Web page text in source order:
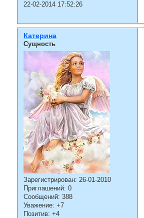
22-02-2014 17:52:26
Катерина
Сущность
Зарегистрирован: 26-01-2010
Приглашений: 0
Сообщений: 388
Уважение: +7
Позитив: +4